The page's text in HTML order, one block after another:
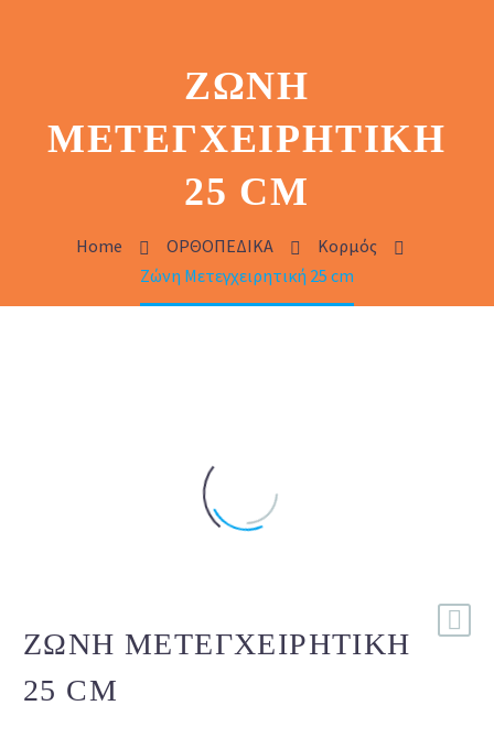
ΖΏΝΗ
ΜΕΤΕΓΧΕΙΡΗΤΙΚΉ
25 CM
Home ΟΡΘΟΠΕΔΙΚΑ
Κορμός
Ζώνη Μετεγχειρητική 25 cm
ΖΏΝΗ ΜΕΤΕΓΧΕΙΡΗΤΙΚΉ
25 CM